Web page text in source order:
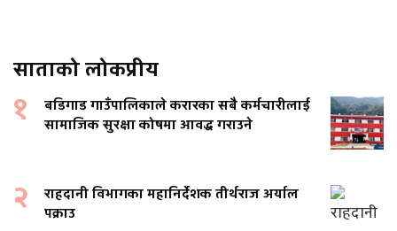
साताको लोकप्रीय
१
बडिगाड गाउँपालिकाले करारका सबै कर्मचारीलाई
सामाजिक सुरक्षा कोषमा आवद्ध गराउने
२
राहदानी विभागका महानिर्देशक तीर्थराज अर्याल
पक्राउ